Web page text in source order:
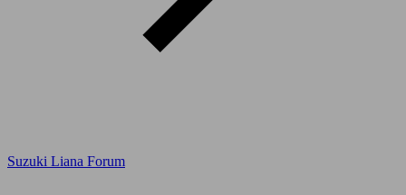
Suzuki Liana Forum